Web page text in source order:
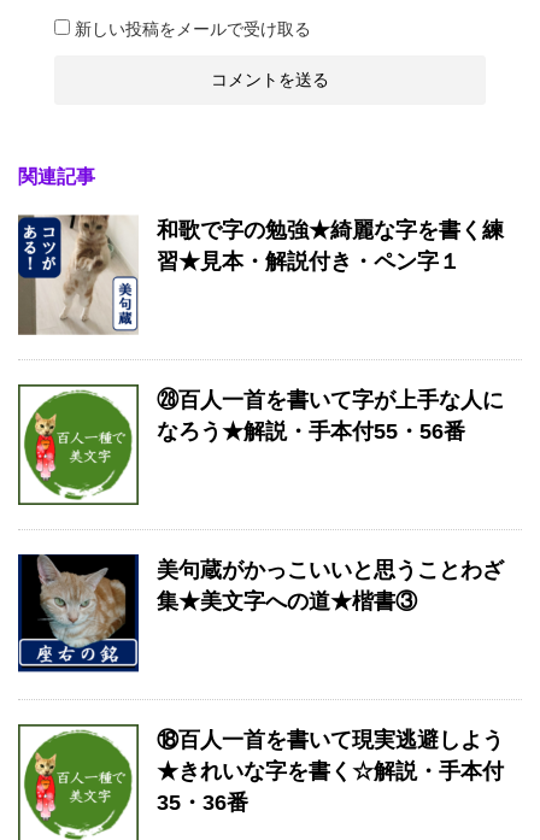
新しい投稿をメールで受け取る
関連記事
和歌で字の勉強★綺麗な字を書く練
習★見本・解説付き・ペン字１
㉘百人一首を書いて字が上手な人に
なろう★解説・手本付55・56番
美句蔵がかっこいいと思うことわざ
集★美文字への道★楷書③
⑱百人一首を書いて現実逃避しよう
★きれいな字を書く☆解説・手本付
35・36番